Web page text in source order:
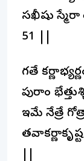
సఖీషు
51 ||
గతే
పురాం
ఇమే నేత్రే